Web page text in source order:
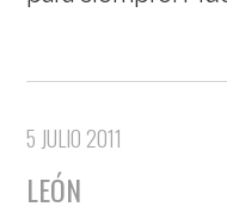
5 JULIO 2011
LEÓN